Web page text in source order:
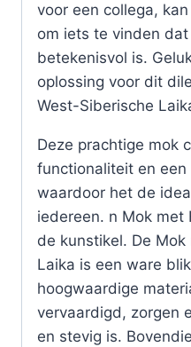
voor een collega,
om iets te vinden
betekenisvol is.
oplossing voor dit
West-Siberische
Deze prachtige mok
functionaliteit en een
waardoor het de
iedereen. n Mok met
de kunstikel. De
Laika is een ware
hoogwaardige
vervaardigd, zorgen
en stevig is.